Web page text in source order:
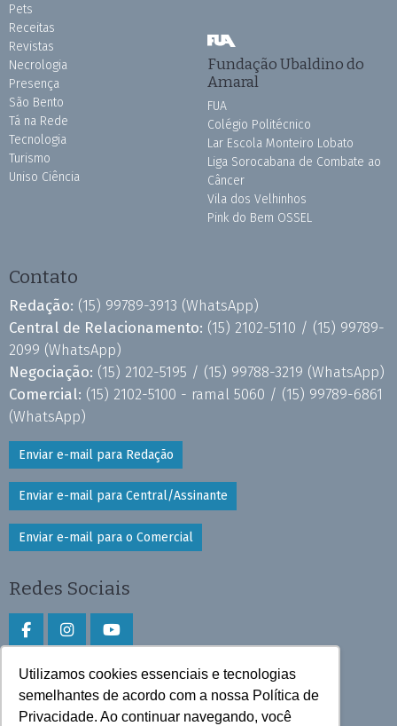
Utilizamos cookies essenciais e tecnologias
semelhantes de acordo com a nossa Política de
Privacidade. Ao continuar navegando, você
Pets
Receitas
Revistas
Necrologia
Presença
São Bento
Tá na Rede
Tecnologia
Turismo
Uniso Ciência
Fundação Ubaldino do
Amaral
FUA
Colégio Politécnico
Lar Escola Monteiro Lobato
Liga Sorocabana de Combate ao
Câncer
Vila dos Velhinhos
Pink do Bem OSSEL
Contato
Redação: (15) 99789-3913 (WhatsApp)
Central de Relacionamento: (15) 2102-5110 / (15) 99789-
2099 (WhatsApp)
Negociação: (15) 2102-5195 / (15) 99788-3219 (WhatsApp)
Comercial: (15) 2102-5100 - ramal 5060 / (15) 99789-6861
(WhatsApp)
Enviar e-mail para Redação
Enviar e-mail para Central/Assinante
Enviar e-mail para o Comercial
Redes Sociais
Faça download do aplicativo
Play Store e App Store